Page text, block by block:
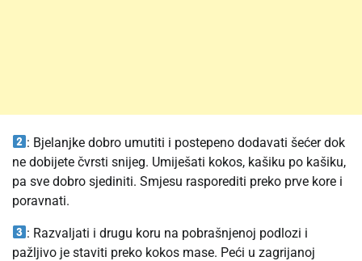
: Bjelanjke dobro umutiti i postepeno dodavati šećer dok
ne dobijete čvrsti snijeg. Umiješati kokos, kašiku po kašiku,
pa sve dobro sjediniti. Smjesu rasporediti preko prve kore i
poravnati.
: Razvaljati i drugu koru na pobrašnjenoj podlozi i
pažljivo je staviti preko kokos mase. Peći u zagrijanoj